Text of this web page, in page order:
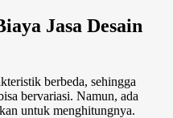
Jasa Desain
berbeda, sehingga
bervariasi. Namun, ada
untuk menghitungnya.